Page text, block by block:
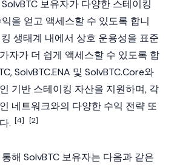
보유자가 다양한 스테이킹
을 얻고 액세스할 수 있도록 합니
생태계 내에서 상호 운용성을 표준
자가 더 쉽게 액세스할 수 있도록 합
SolvBTC.ENA 및 SolvBTC.Core와
기반 스테이킹 자산을 지원하며, 각
네트워크와의 다양한 수익 전략 또
. [4] [2]
해 SolvBTC 보유자는 다음과 같은